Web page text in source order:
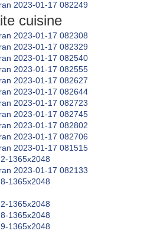
cuisine